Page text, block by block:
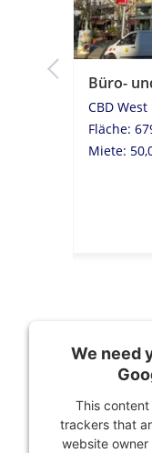
Büro-
CBD West
Fläche:
Miete:
We need
This
trackers that
website